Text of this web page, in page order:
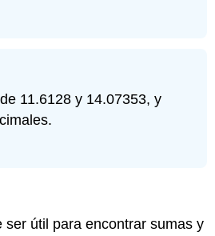
11.6128 y 14.07353, y
ser útil para encontrar sumas y